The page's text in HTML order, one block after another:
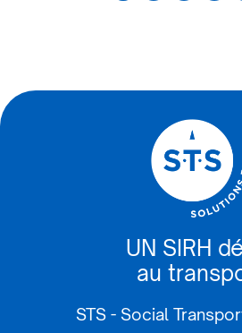
UN SIRH
au
STS - Social